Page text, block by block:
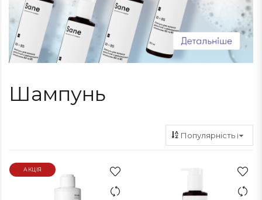
Шампунь
АКЦІЯ